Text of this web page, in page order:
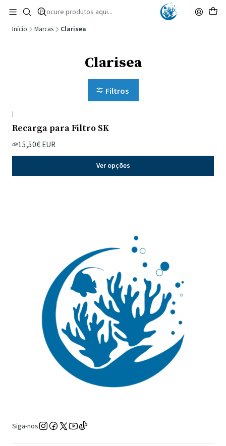
🚚 Portugal Continental: Portes Grátis desde 149,90€ (Envio extresso: 14,90€)
Ler mais
Início Marcas Clarisea
Clarisea
Filtros
|
Recarga para Filtro SK
de15,50€ EUR
Ver opções
Siga-nos